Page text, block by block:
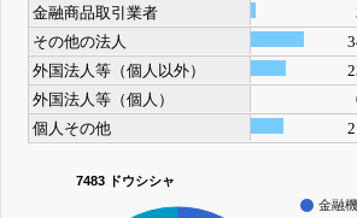
金融商品取引業者
その他の法人
外国法人等（個人以外）
外国法人等（個人）
個人その他
7483 ドウシシャ
金融